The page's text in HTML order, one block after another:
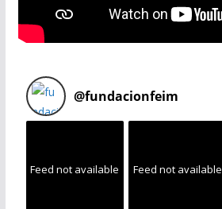
@fundacionfeim
Feed not available Feed not available